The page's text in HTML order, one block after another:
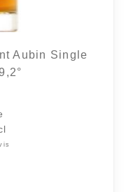
Aubin Single